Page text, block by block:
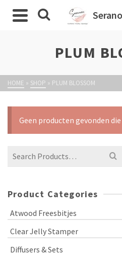
PLUM
HOME » SHOP » PLUM BLOSSOM
Geen producten gevonden
Product Categories
Atwood Freesbitjes
Clear Jelly Stamper
Diffusers & Sets